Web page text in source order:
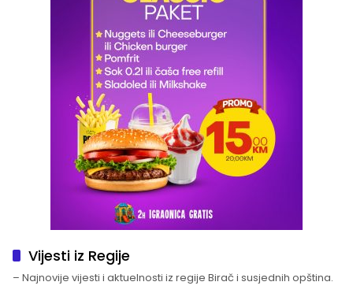
Vijesti iz Regije
– Najnovije vijesti i aktuelnosti iz regije Birač i susjednih opština.